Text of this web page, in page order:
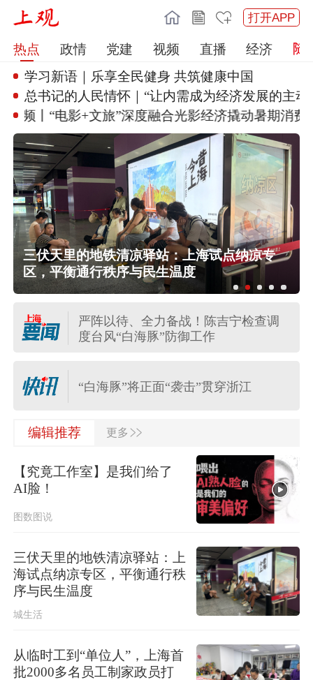
打开APP
热点 政情 党建 视频 直播
经济
学习新语｜乐享全民健身 共筑健康中国
总书记的人民情怀｜“让内需成为经济发展的主动力
频丨“电影+文旅”深度融合光影经济撬动暑期消费新
三伏天里的地铁清凉驿站：上海试点纳凉专
区，平衡通行秩序与民生温度
严阵以待、全力备战！陈吉宁检查调
度台风“白海豚”防御工作
陕西柞水泥石流已致2人死亡，仍有1
人失联
上海发布雷电黄色预警，请注意防
范！
“白海豚”将正面“袭击”贯穿浙江
国家防总对江苏安徽启动防汛防台风
航行警告！南海部分海域进行军事训
上海转移人数至17时将达2.36万人
陕西柞水泥石流已致2人死亡，仍有1
人失联
范！
编辑推荐 更多 >>
【究竟工作室】是我们给了
AI脸！
图数图说
三伏天里的地铁清凉驿站：上
海试点纳凉专区，平衡通行秩
序与民生温度
城生活
从临时工到“单位人”，上海首
批2000多名员工制家政员打